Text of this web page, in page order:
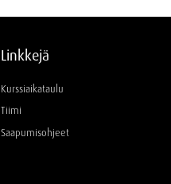
Linkkejä
Kurssiaikataulu
Tiimi
Saapumisohjeet